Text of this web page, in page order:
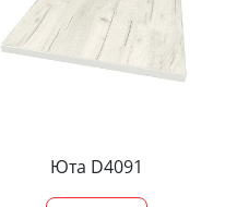
Юта D4091